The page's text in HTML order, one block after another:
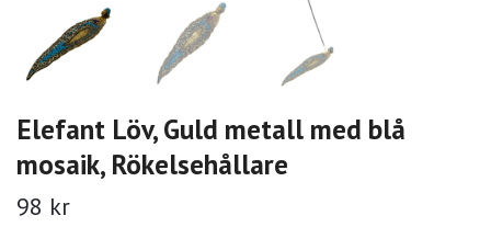
Elefant Löv, Guld metall med blå
mosaik, Rökelsehållare
98 kr